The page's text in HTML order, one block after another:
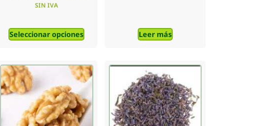
SIN IVA
Seleccionar opciones Leer más